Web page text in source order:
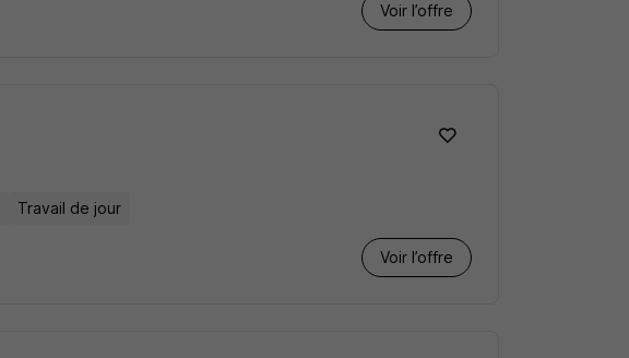
Voir l’offre
Travail de jour
Voir l’offre